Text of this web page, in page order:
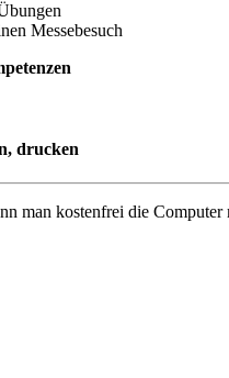
Messebesuch
drucken
man kostenfrei die